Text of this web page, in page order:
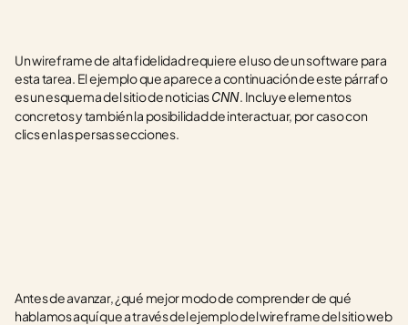
Un wireframe de alta fidelidad requiere el uso de un software para
esta tarea. El ejemplo que aparece a continuación de este párrafo
es un esquema del sitio de noticias CNN. Incluye elementos
concretos y también la posibilidad de interactuar, por caso con
clics en las persas secciones.
Antes de avanzar, ¿qué mejor modo de comprender de qué
hablamos aquí que a través del ejemplo del wireframe del sitio web